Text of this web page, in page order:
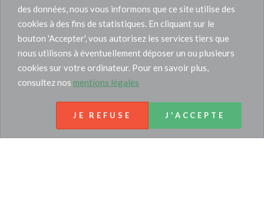
des données, nous vous informons que ce site utilise des
cookies à des fins de statistiques. En cliquant sur le
bouton 'Accepter', vous autorisez les services tiers que
nous utilisons à éventuellement déposer un ou plusieurs
cookies sur votre ordinateur. Pour en savoir plus,
consultez nos mentions légales
JE REFUSE J'ACCEPTE